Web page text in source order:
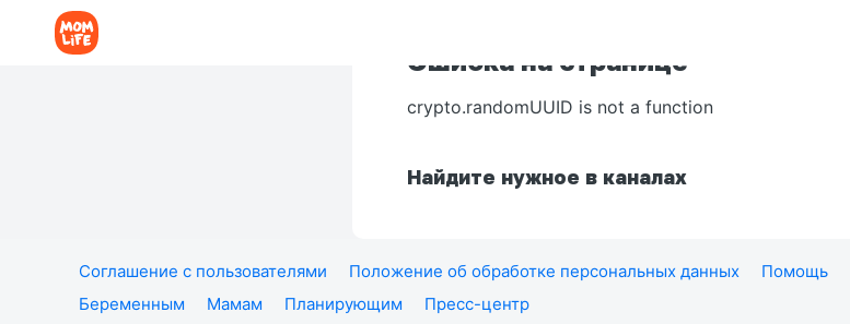
Ошибка на странице
crypto.randomUUID is not a function
Найдите нужное в каналах
Соглашение с пользователями Положение об обработке персональных данных Помощь
Беременным
Мамам Планирующим Пресс-центр